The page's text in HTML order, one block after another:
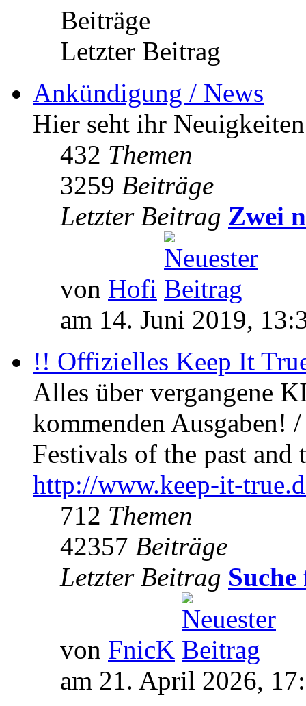
Beiträge
Letzter Beitrag
Ankündigung / News
Hier seht ihr
432 Themen
3259 Beiträge
Letzter Beitrag Zwei
von Hofi
am 14. Juni 2019,
!! Offizielles Keep It
Alles über vergangene
kommenden Ausgaben!
Festivals of the past
http://www.keep-it-
712 Themen
42357 Beiträge
Letzter Beitrag
von FnicK
am 21. April 2026,